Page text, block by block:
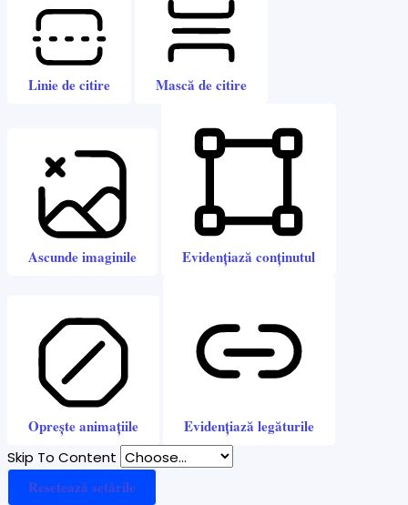
Linie de citire Mască de citire
Ascunde imaginile Evidențiază conținutul
Oprește animațiile Evidențiază legăturile
Skip To Content
Resetează setările